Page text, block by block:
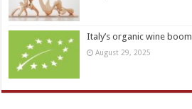
Italy’s organic wine boom
August 29, 2025